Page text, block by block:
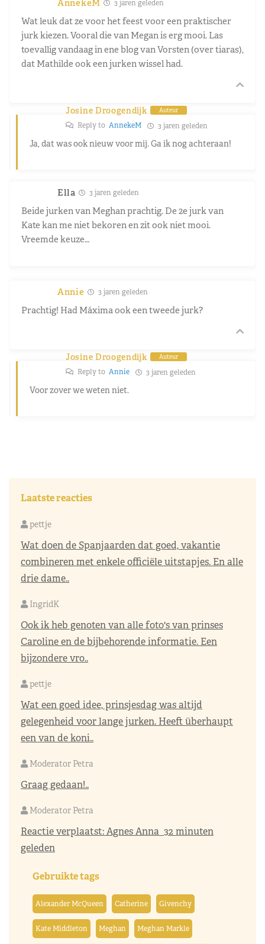
AnnekeM 3 jaren geleden
Wat leuk dat ze voor het feest voor een praktischer
jurk kiezen. Vooral die van Megan is erg mooi. Las
toevallig vandaag in ene blog van Vorsten (over tiaras),
dat Mathilde ook een jurken wissel had.
Josine Droogendijk Auteur
Reply to AnnekeM 3 jaren geleden
Ja, dat was ook nieuw voor mij. Ga ik nog achteraan!
Ella 3 jaren geleden
Beide jurken van Meghan prachtig. De 2e jurk van
Kate kan me niet bekoren en zit ook niet mooi.
Vreemde keuze…
Annie 3 jaren geleden
Prachtig! Had Máxima ook een tweede jurk?
Josine Droogendijk Auteur
Reply to Annie 3 jaren geleden
Voor zover we weten niet.
Laatste reacties
pettje
Wat doen de Spanjaarden dat goed, vakantie
combineren met enkele officiële uitstapjes. En alle
drie dame..
IngridK
Ook ik heb genoten van alle foto's van prinses
Caroline en de bijbehorende informatie. Een
bijzondere vro..
pettje
Wat een goed idee, prinsjesdag was altijd
gelegenheid voor lange jurken. Heeft überhaupt
een van de koni..
Moderator Petra
Graag gedaan!..
Moderator Petra
Reactie verplaatst:Agnes Anna 32 minuten
geleden
Gebruikte tags
Alexander McQueen Catherine Givenchy
Kate Middleton Meghan Meghan Markle